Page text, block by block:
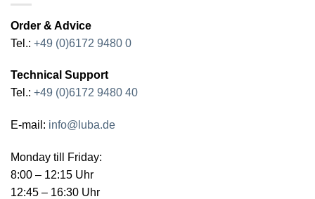
Order & Advice
Tel.: +49 (0)6172 9480 0
Technical Support
Tel.: +49 (0)6172 9480 40
E-mail: info@luba.de
Monday till Friday:
8:00 – 12:15 Uhr
12:45 – 16:30 Uhr